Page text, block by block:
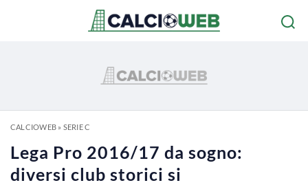
CALCIOWEB» SERIE C
Lega Pro 2016/17 da sogno:
diversi club storici si